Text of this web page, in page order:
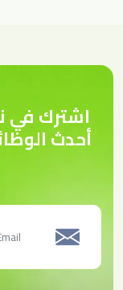
اشترك في
أحدث